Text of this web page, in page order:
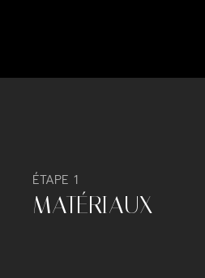
ÉTAPE 1
MATÉRIAUX